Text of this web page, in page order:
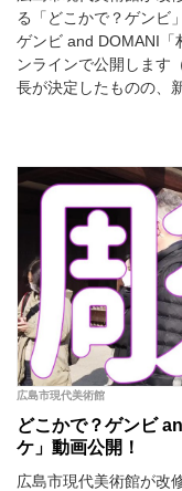
る「どこかで？ゲンビ
ゲンビ and DOMANI「
ンラインで公開します
長が決定したものの、
広島市現代美術館
どこかで？ゲンビ
ケ」動画公開！
広島市現代美術館が改